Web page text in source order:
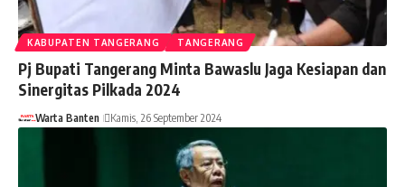
KABUPATEN TANGERANG TANGERANG
Pj Bupati Tangerang Minta Bawaslu Jaga Kesiapan dan
Sinergitas Pilkada 2024
Warta Banten Kamis, 26 September 2024